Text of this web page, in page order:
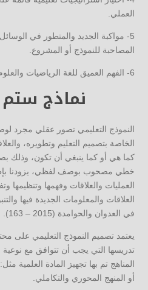
العملي.
5- مواكبة الجديد والمتطور في
المصاحبة للنموذج أو المشروع.
6- الفهم العميق للغة الرياضيات والعلوم والهندسة والتكنولوجيا.
نماذج ستم
النموذج التعليمي تصور عقلي مجرد
الخاصة بتصميم التعليم وتطويره،
كما هي أو كما ينبغي أن تكون،
خطي مصحوب بوصف لفظي، يزودنا
العمليات والعلاقات وفهمها وتنظيمها
في العدوان والحوامدة (2015 – 163).
يعتمد تصميم النموذج التعليمي على
تدريسها التي يجب أن تتوافق مع نوعية
المناهج تم بها تجهيز المادة العلمية
أو المنهج المحوري والتكاملي.